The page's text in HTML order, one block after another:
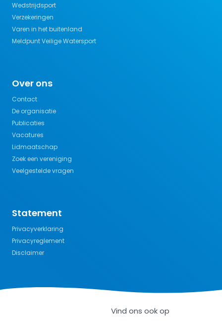
Wedstrijdsport
Verzekeringen
Varen in het buitenland
Meldpunt Veilige Watersport
Over ons
Contact
De organisatie
Publicaties
Vacatures
Lidmaatschap
Zoek een vereniging
Veelgestelde vragen
Statement
Privacyverklaring
Privacyreglement
Disclaimer
Vind ons ook op